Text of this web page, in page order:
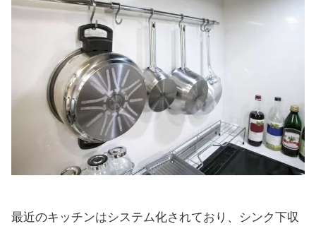
最近のキッチンはシステム化されており、シンク下収